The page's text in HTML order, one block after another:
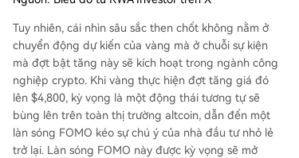
Tuy nhiên, cái nhìn sâu sắc then chốt không nằm ở
chuyển động dự kiến của vàng mà ở chuỗi sự kiện
mà đợt bật tăng này sẽ kích hoạt trong ngành công
nghiệp crypto. Khi vàng thực hiện đợt tăng giá đó
lên $4,800, kỳ vọng là một động thái tương tự sẽ
bùng lên trên toàn thị trường altcoin, dẫn đến một
làn sóng FOMO kéo sự chú ý của nhà đầu tư nhỏ lẻ
trở lại. Làn sóng FOMO này được kỳ vọng sẽ mở